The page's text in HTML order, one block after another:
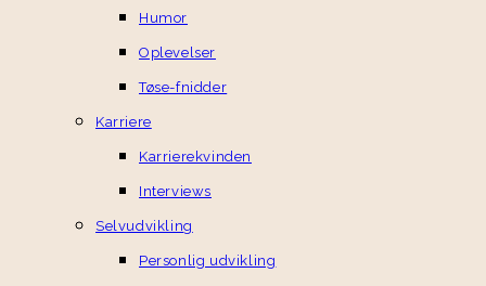
Humor
Oplevelser
Tøse-fnidder
Karriere
Karrierekvinden
Interviews
Selvudvikling
Personlig udvikling